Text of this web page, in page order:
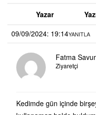
Yazar
09/09/2024: 19:14YANITLA
Fatma
Ziyaretçi
Kedimde gün içinde